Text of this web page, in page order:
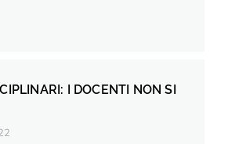
I DOCENTI NON SI